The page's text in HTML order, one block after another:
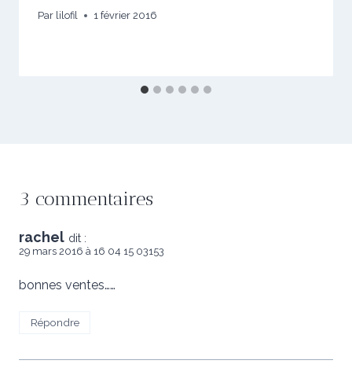
Par lilofil 1 février 2016
3 commentaires
rachel dit :
29 mars 2016 à 16 04 15 03153
bonnes ventes……
Répondre